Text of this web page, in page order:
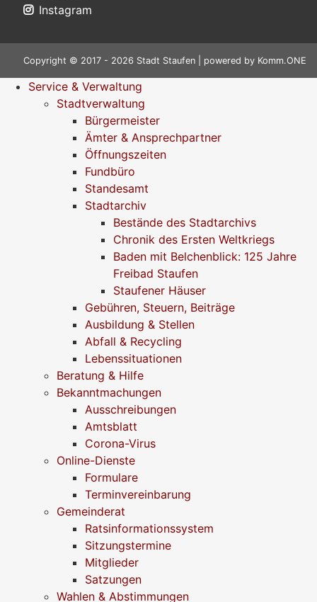
Instagram
Copyright © 2017 - 2026 Stadt Staufen | powered by Komm.ONE
Service & Verwaltung
Stadtverwaltung
Bürgermeister
Ämter & Ansprechpartner
Öffnungszeiten
Fundbüro
Standesamt
Stadtarchiv
Bestände des Stadtarchivs
Chronik des Ersten Weltkriegs
Baden mit Belchenblick: 125 Jahre
Freibad Staufen
Staufener Häuser
Gebühren, Steuern, Beiträge
Ausbildung & Stellen
Abfall & Recycling
Lebenssituationen
Beratung & Hilfe
Bekanntmachungen
Ausschreibungen
Amtsblatt
Corona-Virus
Online-Dienste
Formulare
Terminvereinbarung
Gemeinderat
Ratsinformationssystem
Sitzungstermine
Mitglieder
Satzungen
Wahlen & Abstimmungen